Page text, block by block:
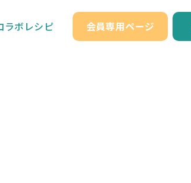
ラボレシピ 会員専用ページ